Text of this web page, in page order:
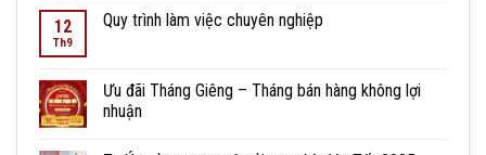
12
Th9
Quy trình làm việc chuyên nghiệp
Ưu đãi Tháng Giêng – Tháng bán hàng không lợi
nhuận